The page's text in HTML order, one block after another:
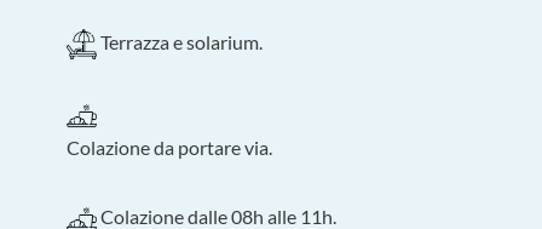
Terrazza e solarium.
Colazione da portare via.
Colazione dalle 08h alle 11h.